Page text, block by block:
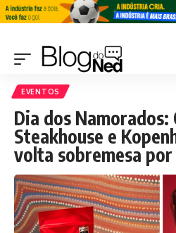
EVENTOS
Dia dos Namorados:
Steakhouse e
volta sobremesa